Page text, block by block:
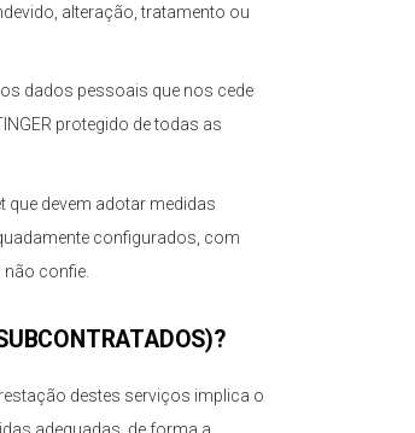
alteração, tratamento ou
dados pessoais que nos cede
protegido de todas as
que devem adotar medidas
configurados, com
não confie.
destes serviços implica o